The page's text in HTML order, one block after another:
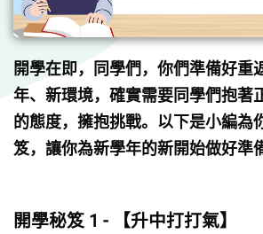
開學在即，同學們，你們準備好重
年、新環境，確實需要同學們抱著
的態度，擁抱挑戰。以下是小編為
笈，讓你為新學年的新開始做好準
開學秘笈 1 - 【升中打打氣】